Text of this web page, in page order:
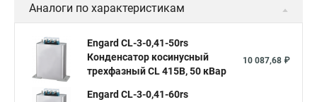
Аналоги по характеристикам
Engard CL-3-0,41-50rs
Конденсатор косинусный
трехфазный CL 415В, 50 кВар
10 087,68 ₽
Engard CL-3-0,41-60rs